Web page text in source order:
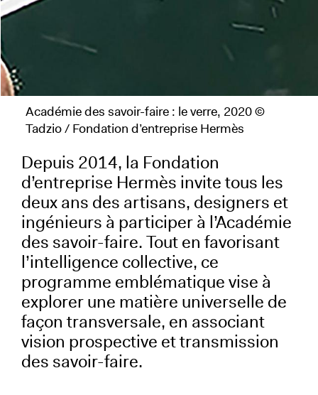
Académie des savoir-faire : le verre, 2020 ©
Tadzio / Fondation d’entreprise Hermès
Depuis 2014, la Fondation
d’entreprise Hermès invite tous les
deux ans des artisans, designers et
ingénieurs à participer à l’Académie
des savoir-faire. Tout en favorisant
l’intelligence collective, ce
programme emblématique vise à
explorer une matière universelle de
façon transversale, en associant
vision prospective et transmission
des savoir-faire.